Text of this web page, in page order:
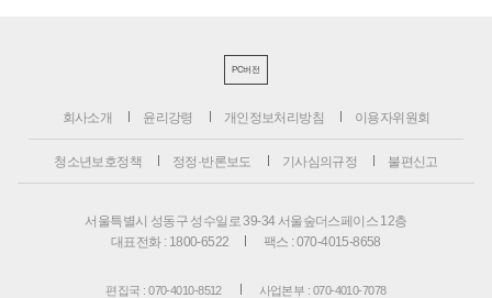
PC버전
회사소개 윤리강령 개인정보처리방침 이용자위원회
청소년보호정책 정정·반론보도 기사심의규정 불편신고
서울특별시 성동구 성수일로 39-34 서울숲더스페이스 12층
대표전화 : 1800-6522
팩스 : 070-4015-8658
편집국 : 070-4010-8512 사업본부 : 070-4010-7078